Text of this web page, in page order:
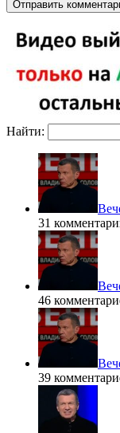
Найти:
31
46
39